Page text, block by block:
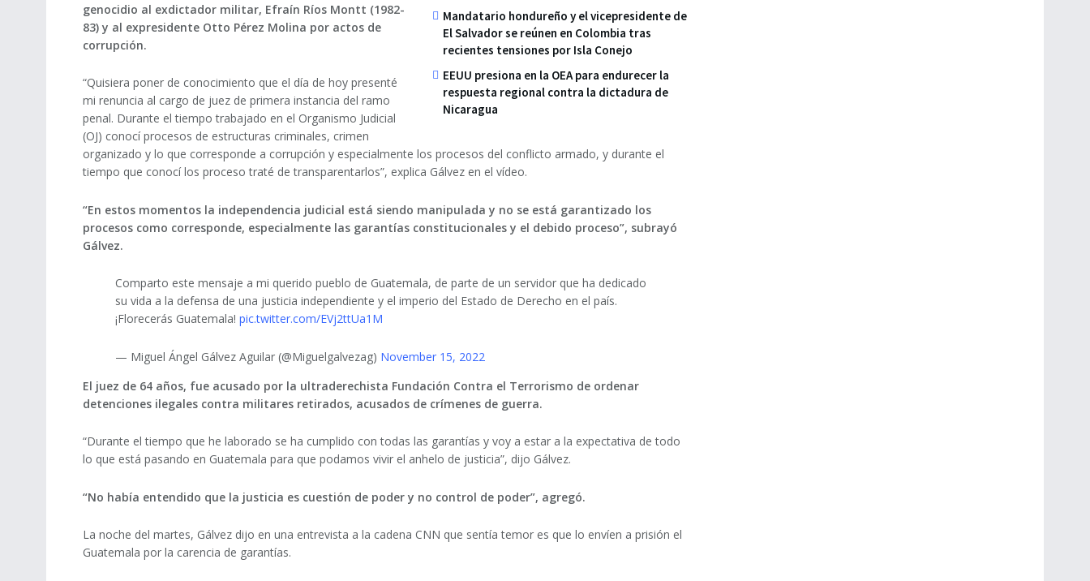
Mandatario hondureño y el vicepresidente de
El Salvador se reúnen en Colombia tras
recientes tensiones por Isla Conejo
EEUU presiona en la OEA para endurecer la
respuesta regional contra la dictadura de
Nicaragua
genocidio al exdictador militar, Efraín Ríos Montt (1982-
83) y al expresidente Otto Pérez Molina por actos de
corrupción.
“Quisiera poner de conocimiento que el día de hoy presenté
mi renuncia al cargo de juez de primera instancia del ramo
penal. Durante el tiempo trabajado en el Organismo Judicial
(OJ) conocí procesos de estructuras criminales, crimen
organizado y lo que corresponde a corrupción y especialmente los procesos del conflicto armado, y durante el
tiempo que conocí los proceso traté de transparentarlos”, explica Gálvez en el vídeo.
“En estos momentos la independencia judicial está siendo manipulada y no se está garantizado los
procesos como corresponde, especialmente las garantías constitucionales y el debido proceso”, subrayó
Gálvez.
Comparto este mensaje a mi querido pueblo de Guatemala, de parte de un servidor que ha dedicado
su vida a la defensa de una justicia independiente y el imperio del Estado de Derecho en el país.
¡Florecerás Guatemala! pic.twitter.com/EVj2ttUa1M
— Miguel Ángel Gálvez Aguilar (@Miguelgalvezag) November 15, 2022
El juez de 64 años, fue acusado por la ultraderechista Fundación Contra el Terrorismo de ordenar
detenciones ilegales contra militares retirados, acusados de crímenes de guerra.
“Durante el tiempo que he laborado se ha cumplido con todas las garantías y voy a estar a la expectativa de todo
lo que está pasando en Guatemala para que podamos vivir el anhelo de justicia”, dijo Gálvez.
“No había entendido que la justicia es cuestión de poder y no control de poder”, agregó.
La noche del martes, Gálvez dijo en una entrevista a la cadena CNN que sentía temor es que lo envíen a prisión el
Guatemala por la carencia de garantías.